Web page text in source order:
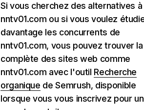
Si vous cherchez des alternatives à
nntv01.com ou si vous voulez
davantage les concurrents de
nntv01.com, vous pouvez trouver
complète des sites web comme
nntv01.com avec l'outil Recherche
organique de Semrush, disponible
lorsque vous vous inscrivez pour un